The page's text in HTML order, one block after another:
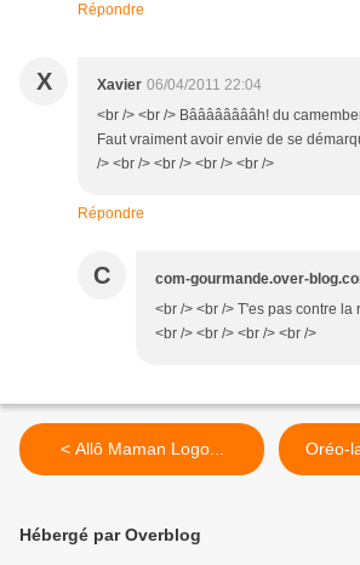
Répondre
X Xavier 06/04/2011 22:04
<br /> <br /> Bââââââââh! du
Faut vraiment avoir envie de se
/> <br /> <br /> <br /> <br />
Répondre
C com-gourmande.over-
<br /> <br /> T'es pas contre la
<br /> <br /> <br /> <br />
< Allô Maman Logo...
Hébergé par Overblog